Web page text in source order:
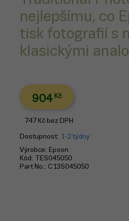
nejlepšímu, co
tisk fotografií s
klasickými
904 Kč
747 Kč bez DPH
Dostupnost 1-2 týdny
Výrobce
Epson
Kód
TES045050
Part No. C13S045050